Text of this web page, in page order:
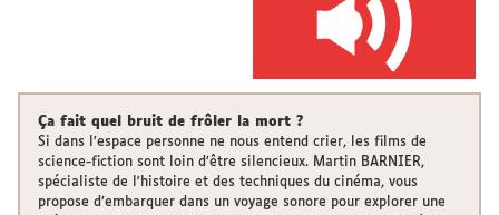
Ça fait quel bruit de frôler la mort ?
Si dans l’espace personne ne nous entend crier, les films de
science-fiction sont loin d’être silencieux. Martin BARNIER,
spécialiste de l'histoire et des techniques du cinéma, vous
propose d’embarquer dans un voyage sonore pour explorer une